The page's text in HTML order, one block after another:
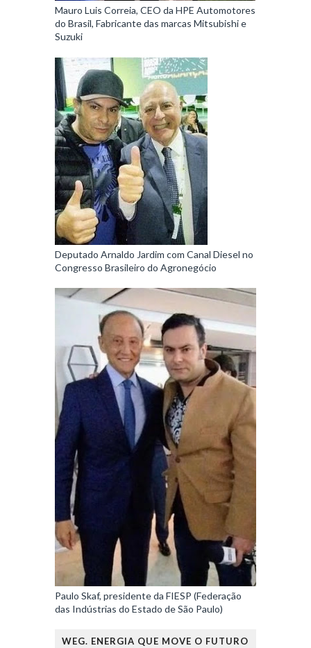
Mauro Luis Correia, CEO da HPE Automotores
do Brasil, Fabricante das marcas Mitsubishi e
Suzuki
Deputado Arnaldo Jardim com Canal Diesel no
Congresso Brasileiro do Agronegócio
Paulo Skaf, presidente da FIESP (Federação
das Indústrias do Estado de São Paulo)
WEG. ENERGIA QUE MOVE O FUTURO